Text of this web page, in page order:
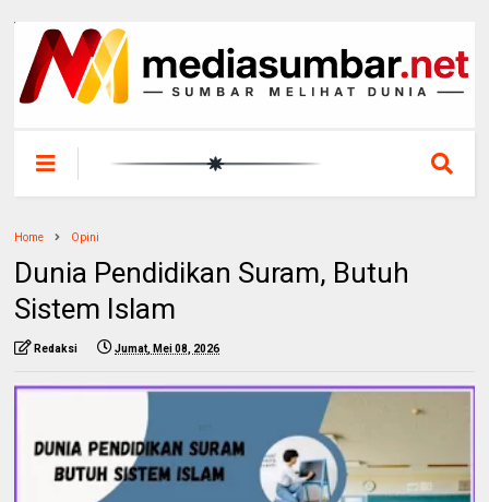
Home Opini
Dunia Pendidikan Suram, Butuh
Sistem Islam
Redaksi Jumat, Mei 08, 2026